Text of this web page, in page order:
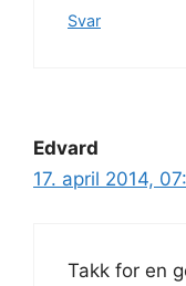
Svar
Edvard
17. april 2014,
Takk for en